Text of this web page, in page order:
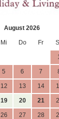
August 2026
Mi Do Fr
5 6 7
12 13 14
19 20 21
26 27 28